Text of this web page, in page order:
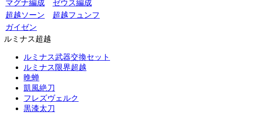
マグナ編成
ゼウス編成
超越ソーン
超越フュンフ
ガイゼン
ルミナス超越
ルミナス武器交換セット
ルミナス限界超越
晩蝉
凱風絶刀
フレズヴェルク
黒漆太刀